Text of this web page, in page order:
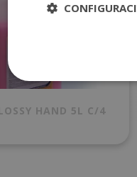
HAND 5L C/4